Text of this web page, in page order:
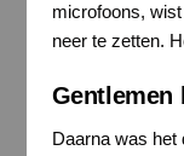
microfoons,
neer te zetten.
Gentlemen
Daarna was het